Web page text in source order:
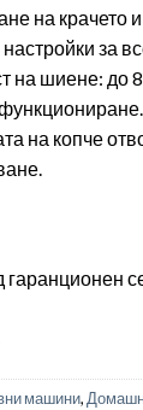
на крачето
за
на шиене: до
на копче
гаранционен
машини,